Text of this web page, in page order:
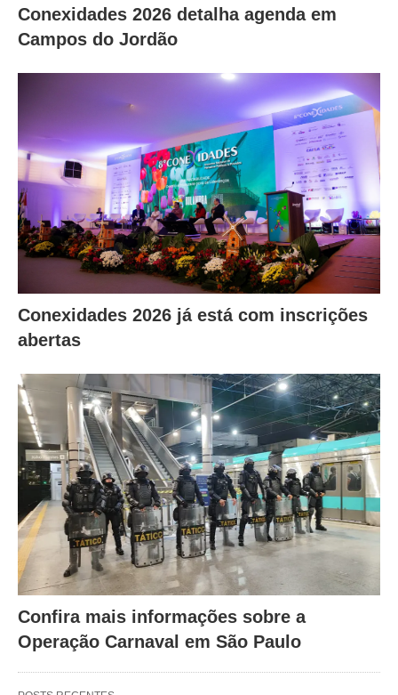
Conexidades 2026 detalha agenda em
Campos do Jordão
Conexidades 2026 já está com inscrições
abertas
Confira mais informações sobre a
Operação Carnaval em São Paulo